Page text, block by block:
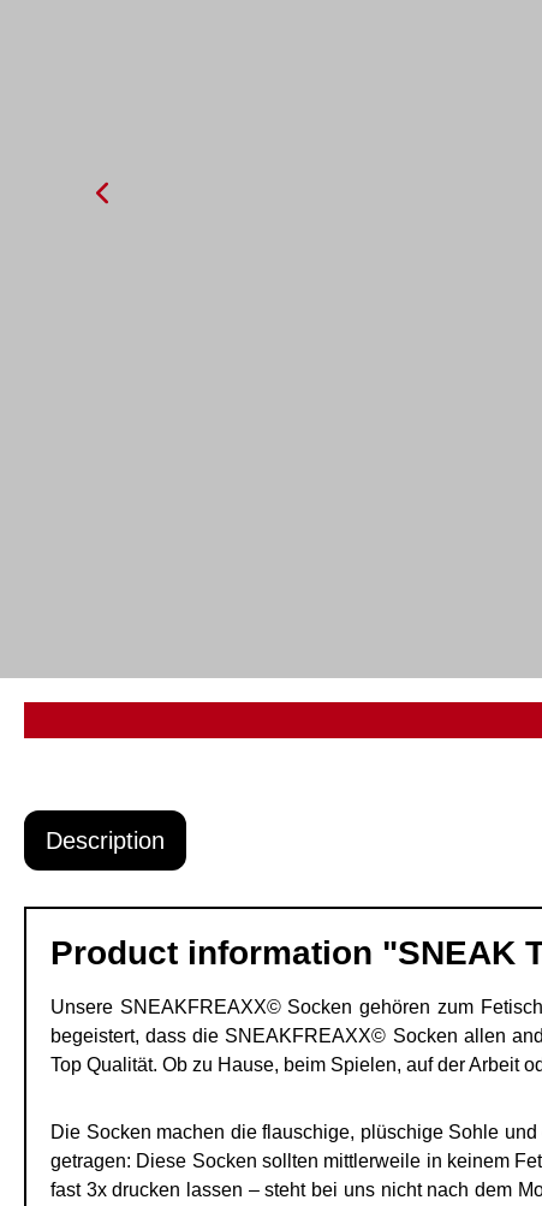
Description
Product information "SNEAK
Unsere SNEAKFREAXX© Socken gehören zum
begeistert, dass die SNEAKFREAXX© Socken allen
Top Qualität. Ob zu Hause, beim Spielen, auf der Arbeit
Die Socken machen die flauschige, plüschige Sohle
getragen: Diese Socken sollten mittlerweile in keinem
fast 3x drucken lassen – steht bei uns nicht nach dem